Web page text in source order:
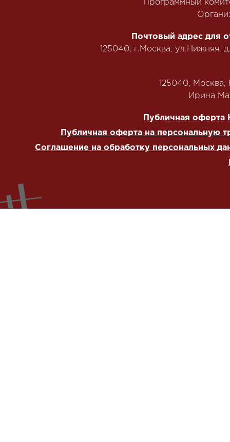
Программный
Почтовый адрес для
125040, г.Москва, ул.Нижняя,
125040,
‭Ирина
Публичная оферта
Публичная оферта на персональную
Соглашение на обработку персональных